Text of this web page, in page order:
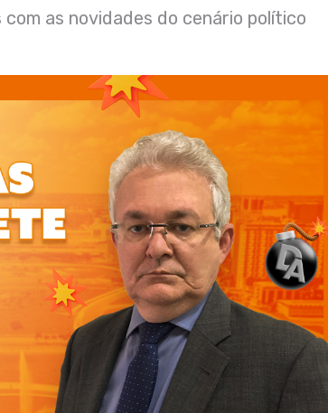
as novidades do cenário político